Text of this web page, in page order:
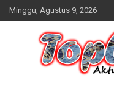
Skip
to
Minggu, Agustus 9, 2026